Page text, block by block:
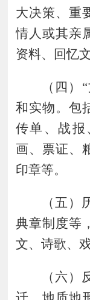
大决策、重
情人或其亲
资料、回忆
（ 四 ）
和实物。包
传单、战
画、票证、
印章等。
（ 五 ）
典章制度等
文、诗歌、
（ 六）